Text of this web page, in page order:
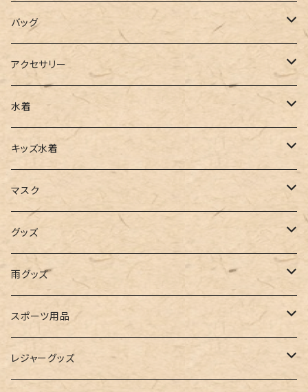
ポロシャツ
ベスト
チュニック
タンクトップ
キャミソール
インナー
ビスチェ
スラックス
ワイドパンツ
カーゴパンツ
サロペット
ガウチョ
レギンス
その他
キャミワンピース
サロペット
オールインワン
ブーツ
パンプス
サンダル
スニーカー
フラットシューズ
レインシューズ
レースアップ
ルームシューズ
インソール
バッグ
トートバッグ
ショルダー
バックパック
カゴバッグ
エコバッグ
リュック
ハンドバッグ
ボストンバッグ
アクセサリー
その他
水着
ワンピース
ビキニ
ワンショルダー
オフショルダー
バンドゥ
タンキニ
キッズ水着
女の子
男の子
ユニセックス
マスク
アクセサリー
マスクケース
グッズ
帽子
ストール・マフラー
手袋
雨グッズ
レインコート
スポーツ用品
トレーニング・スポーツウェア
レジャーグッズ